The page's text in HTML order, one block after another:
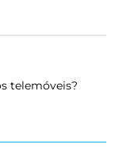
telemóveis?